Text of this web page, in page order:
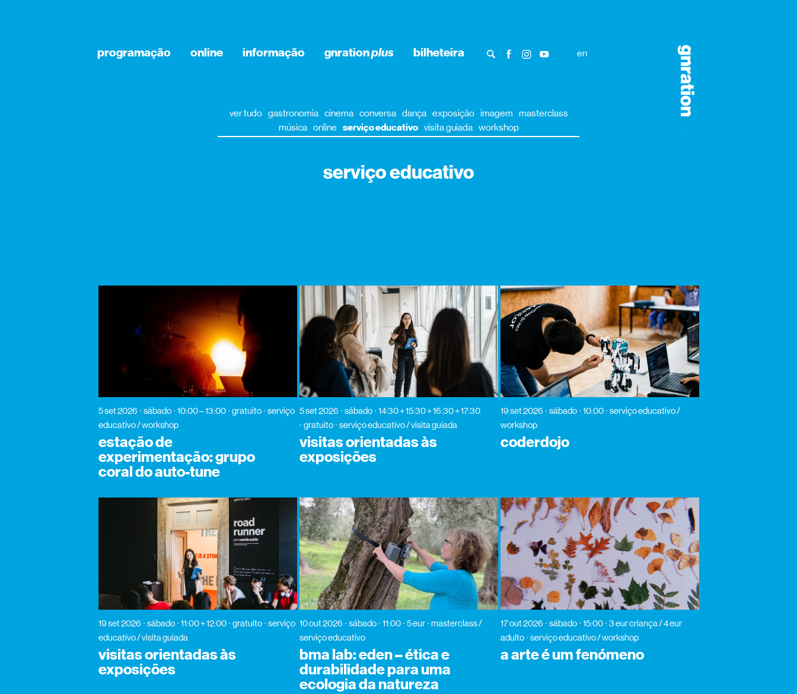
programação online informação gnrationplus bilheteira en
ver tudo gastronomia cinema conversa dança exposição imagem masterclass
música online serviço educativo visita guiada workshop
serviço educativo
5 set 2026 sábado 10:00 – 13:00 gratuito
serviço
educativo / workshop
estação de
experimentação: grupo
coral do auto-tune
5 set 2026 sábado
14:30 + 15:30 + 16:30 + 17:30
gratuito
serviço educativo / visita guiada
visitas orientadas às
exposições
19 set 2026 sábado 10:00
serviço educativo /
workshop
coderdojo
19 set 2026 sábado 11:00 + 12:00 gratuito
serviço
educativo / visita guiada
visitas orientadas às
exposições
10 out 2026 sábado 11:00 5 eur
masterclass /
serviço educativo
bma lab: eden – ética e
durabilidade para uma
ecologia da natureza
17 out 2026 sábado 15:00
3 eur criança / 4 eur
adulto
serviço educativo / workshop
a arte é um fenómeno